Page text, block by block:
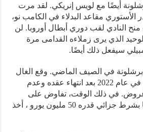
أيضًا مع لويس إنريكي. لقد مرت
مقاعد البدلاء في الكامب نو،
النادي لقب دوري أبطال أوروبا. لن
الذي يرى زملاءه القدامى مرة
سيفعل ذلك أيضًا.
برشلونة في الصيف الماضي. وقع الغال
على تمديد لمدة عامين في عام 2022 بعد انتهاء عقده وعدم
في ذلك الوقت، تفاوض على
التجديد مع خوان لابورتا بشرط جزائي قدره 50 مليون يورو ، أخذ